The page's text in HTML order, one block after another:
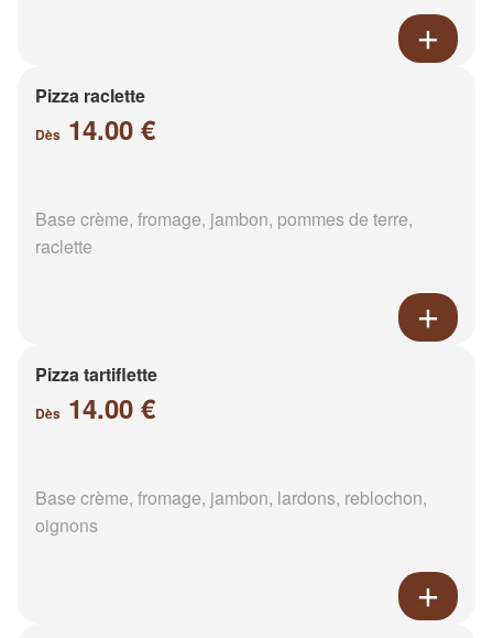
Pizza raclette
Dès 14.00 €
Base crème, fromage, jambon, pommes de terre,
raclette
Pizza tartiflette
Dès 14.00 €
Base crème, fromage, jambon, lardons, reblochon,
oignons